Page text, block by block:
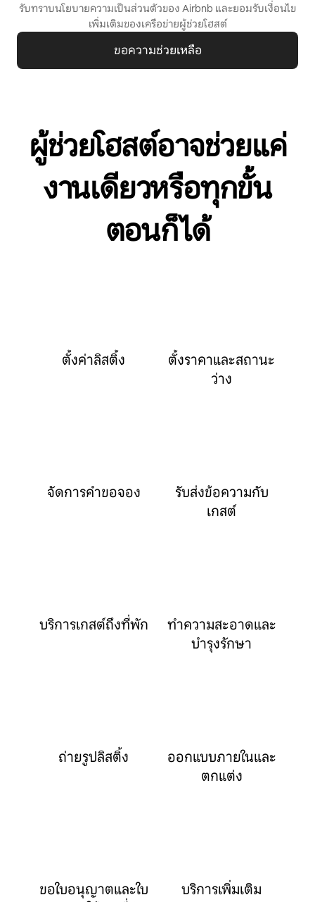
รับทราบนโยบายความเป็นส่วนตัวของ Airbnb และยอมรับเงื่อนไข
เพิ่มเติมของเครือข่ายผู้ช่วยโฮสต์
ขอความช่วยเหลือ
ผู้ช่วยโฮสต์อาจช่วยแค่
งานเดียวหรือทุกขั้น
ตอนก็ได้
ตั้งค่าลิสติ้ง
ตั้งราคาและสถานะ
ว่าง
จัดการคำขอจอง
รับส่งข้อความกับ
เกสต์
บริการเกสต์ถึงที่พัก
ทำความสะอาดและ
บำรุงรักษา
ถ่ายรูปลิสติ้ง
ออกแบบภายในและ
ตกแต่ง
ขอใบอนุญาตและใบ
บริการเพิ่มเติม